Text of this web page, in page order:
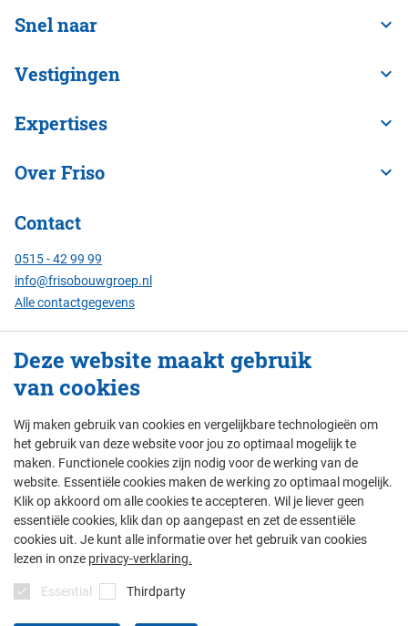
Snel naar
Vestigingen
Expertises
Over Friso
Contact
0515 - 42 99 99
info@frisobouwgroep.nl
Alle contactgegevens
24/7 bereikbaar:
088 - 429 00 00
© Friso Bouwgroep 2026
colofon privacy thema's
disclaimer
algemene voorwaarden
Deze website maakt gebruik
van cookies
Wij maken gebruik van cookies en vergelijkbare technologieën om
het gebruik van deze website voor jou zo optimaal mogelijk te
maken. Functionele cookies zijn nodig voor de werking van de
website. Essentiële cookies maken de werking zo optimaal mogelijk.
Klik op akkoord om alle cookies te accepteren. Wil je liever geen
essentiële cookies, klik dan op aangepast en zet de essentiële
cookies uit. Je kunt alle informatie over het gebruik van cookies
lezen in onze privacy-verklaring.
Essential Thirdparty